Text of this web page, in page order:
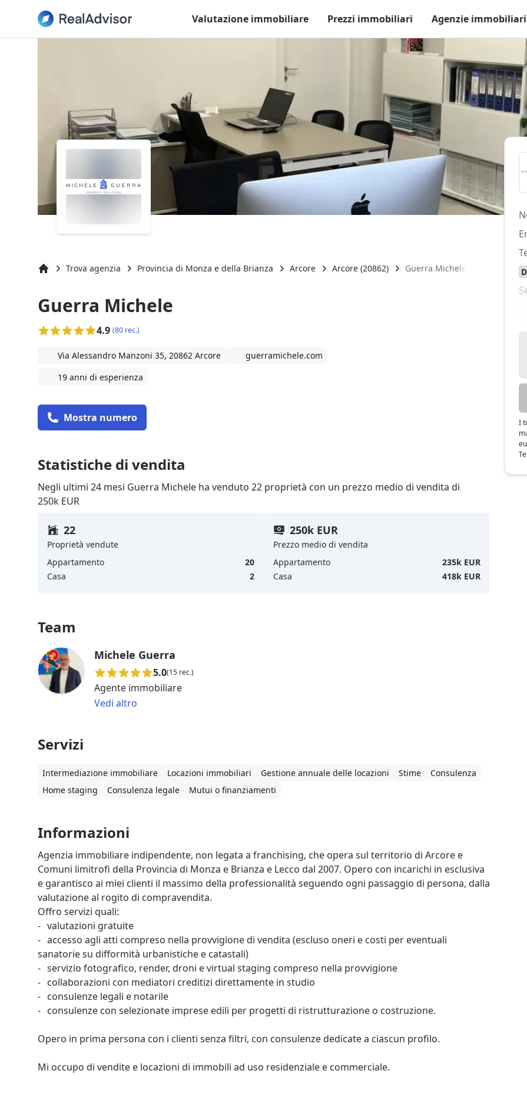
Valutazione immobiliare Prezzi immobiliari Agenzie immobiliari
Trova agenzia Provincia di Monza e della Brianza Arcore Arcore (20862) Guerra Michele
Guerra Michele
4.9 (80 rec.)
Via Alessandro Manzoni 35, 20862 Arcore
guerramichele.com
19 anni di esperienza
Mostra numero
Statistiche di vendita
Negli ultimi 24 mesi Guerra Michele ha venduto 22 proprietà con un prezzo medio di vendita di
250k EUR
22
Proprietà vendute
Appartamento
20
Casa
2
250k EUR
Prezzo medio di vendita
Appartamento
235k EUR
Casa
418k EUR
Team
Michele Guerra
5.0(15 rec.)
Agente immobiliare
Vedi altro
Servizi
Intermediazione immobiliare Locazioni immobiliari Gestione annuale delle locazioni Stime
Consulenza
Home staging
Consulenza legale Mutui o finanziamenti
Informazioni
Agenzia immobiliare indipendente, non legata a franchising, che opera sul territorio di Arcore e
Comuni limitrofi della Provincia di Monza e Brianza e Lecco dal 2007. Opero con incarichi in esclusiva
e garantisco ai miei clienti il massimo della professionalità seguendo ogni passaggio di persona, dalla
valutazione al rogito di compravendita.
Offro servizi quali:
-	valutazioni gratuite
-	accesso agli atti compreso nella provvigione di vendita (escluso oneri e costi per eventuali
sanatorie su difformità urbanistiche e catastali)
-	servizio fotografico, render, droni e virtual staging compreso nella provvigione
-	collaborazioni con mediatori creditizi direttamente in studio
-	consulenze legali e notarile
-	consulenze con selezionate imprese edili per progetti di ristrutturazione o costruzione.
Opero in prima persona con i clienti senza filtri, con consulenze dedicate a ciascun profilo.
I